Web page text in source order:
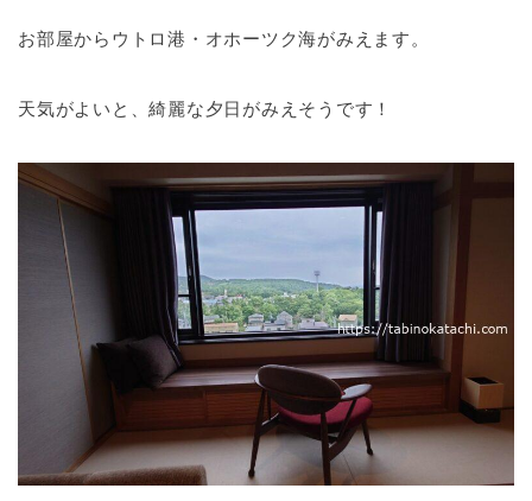
お部屋からウトロ港・オホーツク海がみえます。
天気がよいと、綺麗な夕日がみえそうです！